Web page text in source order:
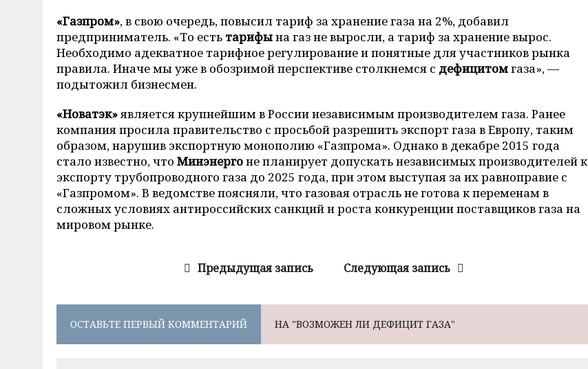
«Газпром», в свою очередь, повысил тариф за хранение газа на 2%, добавил
предприниматель. «То есть тарифына газ не выросли, а тариф за хранение вырос.
Необходимо адекватное тарифное регулирование и понятные для участников рынка
правила. Иначе мы уже в обозримой перспективе столкнемся с дефицитомгаза», —
подытожил бизнесмен.
«Новатэк»является крупнейшим в России независимым производителем газа. Ранее
компания просила правительство с просьбой разрешить экспорт газа в Европу, таким
образом, нарушив экспортную монополию «Газпрома». Однако в декабре 2015 года
стало известно, что Минэнергоне планирует допускать независимых производителей к
экспорту трубопроводного газа до 2025 года, при этом выступая за их равноправие с
«Газпромом». В ведомстве поясняли, что газовая отрасль не готова к переменам в
сложных условиях антироссийских санкций и роста конкуренции поставщиков газа на
мировом рынке.
Предыдущая запись Следующая запись
ОСТАВЬТЕ ПЕРВЫЙ КОММЕНТАРИЙ НА "ВОЗМОЖЕН ЛИ ДЕФИЦИТ ГАЗА"